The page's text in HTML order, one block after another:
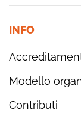
INFO
Modello
Contributi